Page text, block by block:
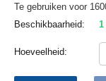
Te gebruiken voor
Beschikbaarheid:
Hoeveelheid: